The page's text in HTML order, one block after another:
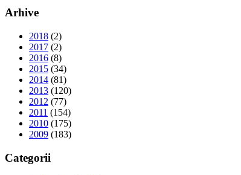
Arhive
2018 (2)
2017 (2)
2016 (8)
2015 (34)
2014 (81)
2013 (120)
2012 (77)
2011 (154)
2010 (175)
2009 (183)
Categorii